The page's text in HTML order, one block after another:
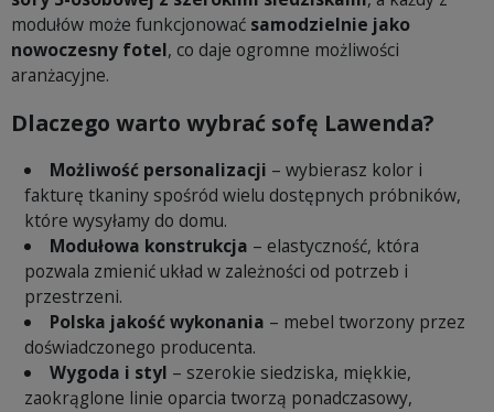
modułów może funkcjonować samodzielnie jako
nowoczesny fotel, co daje ogromne możliwości
aranżacyjne.
Dlaczego warto wybrać sofę Lawenda?
Możliwość personalizacji – wybierasz kolor i
fakturę tkaniny spośród wielu dostępnych próbników,
które wysyłamy do domu.
Modułowa konstrukcja – elastyczność, która
pozwala zmienić układ w zależności od potrzeb i
przestrzeni.
Polska jakość wykonania – mebel tworzony przez
doświadczonego producenta.
Wygoda i styl – szerokie siedziska, miękkie,
zaokrąglone linie oparcia tworzą ponadczasowy,